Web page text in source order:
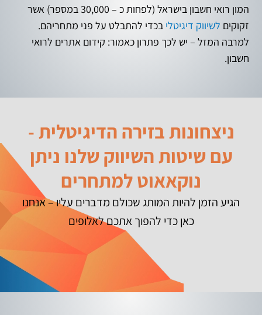
המון רואי חשבון בישראל (לפחות כ – 30,000 במספר) אשר
זקוקים לשיווק דיגיטלי בכדי להתבלט על פני מתחריהם.
למרבה המזל – יש לכך פתרון כאמור: קידום אתרים לרואי
חשבון.
ניצחונות בזירה הדיגיטלית -
עם שיטות השיווק שלנו ניתן
נוקאאוט למתחרים
הגיע הזמן להיות המותג שכולם מדברים עליו – אנחנו
כאן כדי להפוך אתכם לאלופים